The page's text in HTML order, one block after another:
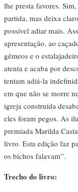
Eventos
Podcast
Assine
Taba na Escola
lhe presta favores.
partida, mas deixa
possível adiar mais.
apresentação, ao
gêmeos e o
atenta e acaba por
tentam adiá-la
em que não se morre
igreja construída
eles foram pegos. As
premiada Marilda
livro. Esta edição faz
os bichos falavam”.
Trecho do livro: